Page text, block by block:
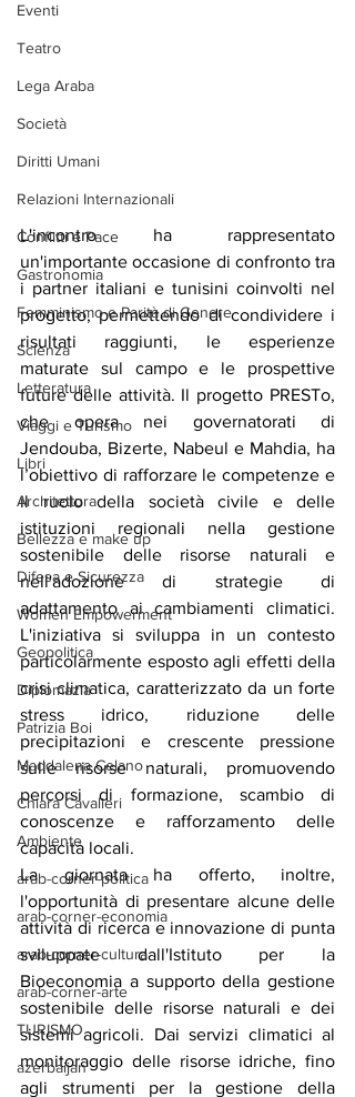
Eventi
Teatro
Lega Araba
Società
Diritti Umani
Relazioni Internazionali
Conflitti e Pace
Gastronomia
Femminismo e Parità di Genere
Scienza
Letteratura
Viaggi e Turismo
Libri
Architettura
Bellezza e make up
Difesa e Sicurezza
Women Empowerment
Geopolitica
Diplomazia
Patrizia Boi
Maddalena Celano
Chiara Cavalieri
Ambiente
arab-corner-politica
arab-corner-economia
arab-corner-cultura
arab-corner-arte
TURISMO
azerbaijan
L'incontro ha rappresentato
un'importante occasione di confronto tra
i partner italiani e tunisini coinvolti nel
progetto, permettendo di condividere i
risultati raggiunti, le esperienze
maturate sul campo e le prospettive
future delle attività. Il progetto PRESTo,
che opera nei governatorati di
Jendouba, Bizerte, Nabeul e Mahdia, ha
l’obiettivo di rafforzare le competenze e
il ruolo della società civile e delle
istituzioni regionali nella gestione
sostenibile delle risorse naturali e
nell'adozione di strategie di
adattamento ai cambiamenti climatici.
L'iniziativa si sviluppa in un contesto
particolarmente esposto agli effetti della
crisi climatica, caratterizzato da un forte
stress idrico, riduzione delle
precipitazioni e crescente pressione
sulle risorse naturali, promuovendo
percorsi di formazione, scambio di
conoscenze e rafforzamento delle
capacità locali.
La giornata ha offerto, inoltre,
l'opportunità di presentare alcune delle
attività di ricerca e innovazione di punta
sviluppate dall'Istituto per la
Bioeconomia a supporto della gestione
sostenibile delle risorse naturali e dei
sistemi agricoli. Dai servizi climatici al
monitoraggio delle risorse idriche, fino
agli strumenti per la gestione della